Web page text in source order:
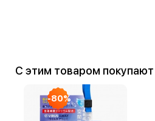
С этим товаром покупают
-80%